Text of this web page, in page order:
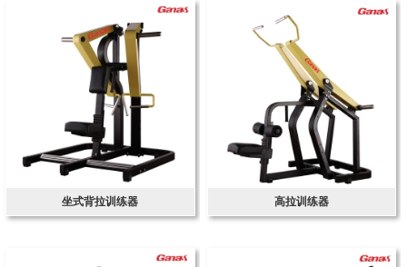
坐式背拉训练器 高拉训练器